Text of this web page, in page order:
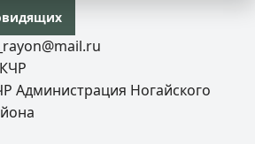
Администрация Ногайского